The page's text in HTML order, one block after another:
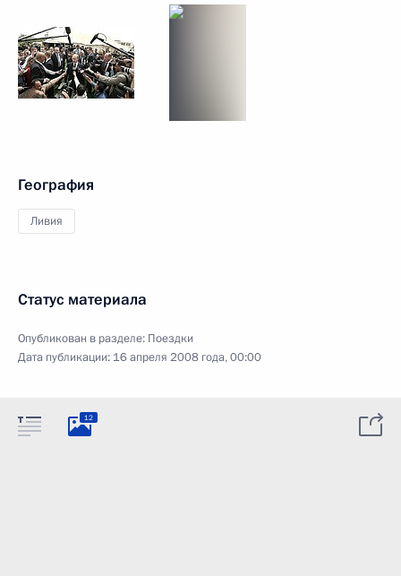
География
Ливия
Статус материала
Опубликован в разделе: Поездки
Дата публикации: 16 апреля 2008 года, 00:00
12